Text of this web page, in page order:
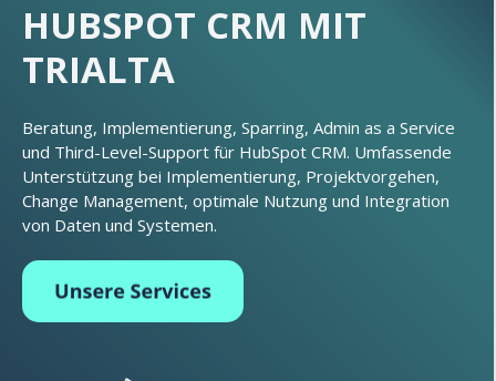
HUBSPOT CRM MIT
TRIALTA
Beratung, Implementierung, Sparring, Admin as a Service
und Third-Level-Support für HubSpot CRM. Umfassende
Unterstützung bei Implementierung, Projektvorgehen,
Change Management, optimale Nutzung und Integration
von Daten und Systemen.